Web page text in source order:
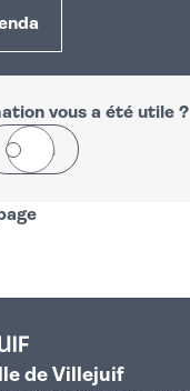
vous a été utile ?
Non
LinkedIn
sur Whatsapp
par courriel
de Villejuif